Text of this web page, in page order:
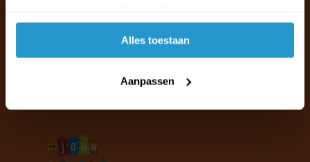
accepteren.
Alles toestaan
Aanpassen
Naar de klantenservice & FAQ